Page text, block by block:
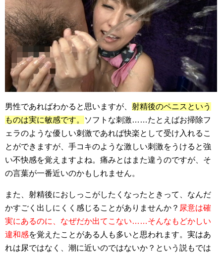
男性であればわかると思いますが、 射精後のペニスという
ものは実に敏感です。
ソフトな刺激……たとえばお掃除フ
ェラのような優しい刺激であれば快楽として受け入れるこ
とができますが、手コキのような激しい刺激をうけると強
い不快感を覚えますよね。痛みとはまた違うのですが、そ
の言葉が一番近いのかもしれません。
また、射精後におしっこがしたくなったときって、なんだ
かすごく出しにくく感じることがありませんか？ 尿意は確
実にあるのに、なぜだか出てこない……そんなもどかしい
違和感を覚えたことがある人も多いと思われます。実はあ
れは尿ではなく、潮に近いのではないか？という説もでは